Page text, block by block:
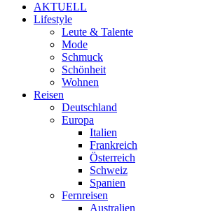
AKTUELL
Lifestyle
Leute & Talente
Mode
Schmuck
Schönheit
Wohnen
Reisen
Deutschland
Europa
Italien
Frankreich
Österreich
Schweiz
Spanien
Fernreisen
Australien